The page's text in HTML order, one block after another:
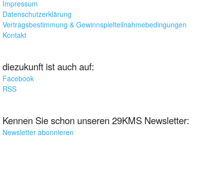
Impressum
Datenschutzerklärung
Vertragsbestimmung & Gewinnspielteilnahmebedingungen
Kontakt
diezukunft ist auch auf:
Facebook
RSS
Kennen Sie schon unseren 29KMS Newsletter:
Newsletter abonnieren